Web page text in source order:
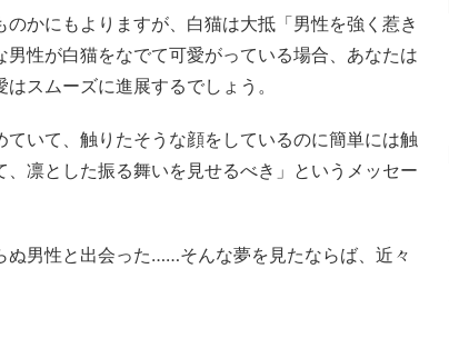
かにもよりますが、白猫は大抵「男性を強く惹き
性が白猫をなでて可愛がっている場合、あなたは
スムーズに進展するでしょう。
いて、触りたそうな顔をしているのに簡単には触
凛とした振る舞いを見せるべき」というメッセー
ぬ男性と出会った……そんな夢を見たならば、近々